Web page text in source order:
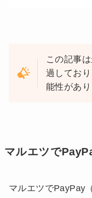
この記事
過してお
能性があり
マルエツで
マルエツでPayPay